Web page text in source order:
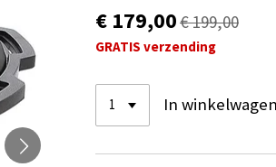
€ 179,00€ 199,00
GRATIS verzending
In